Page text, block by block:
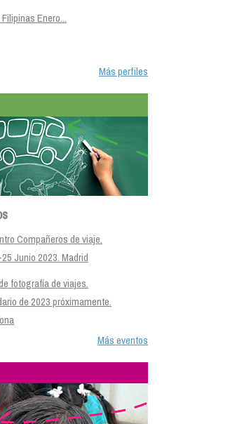
Enero...
Más perfiles
Compañeros de viaje.
Junio 2023. Madrid
fotografía de viajes.
de 2023 próximamente.
Más eventos